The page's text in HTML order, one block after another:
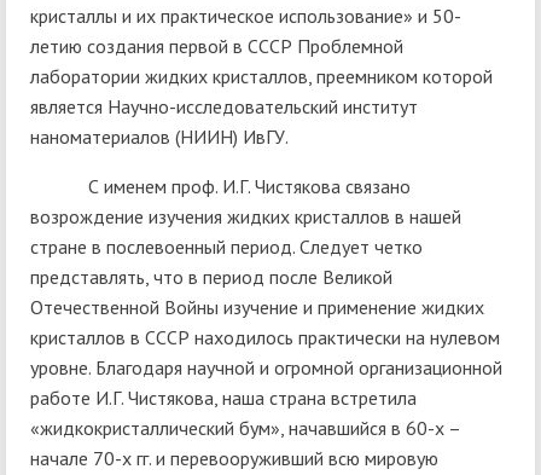
кристаллы и их практическое использование» и 50-
летию создания первой в СССР Проблемной
лаборатории жидких кристаллов, преемником которой
является Научно-исследовательский институт
наноматериалов (НИИН) ИвГУ.
С именем проф. И.Г. Чистякова связано
возрождение изучения жидких кристаллов в нашей
стране в послевоенный период. Следует четко
представлять, что в период после Великой
Отечественной Войны изучение и применение жидких
кристаллов в СССР находилось практически на нулевом
уровне. Благодаря научной и огромной организационной
работе И.Г. Чистякова, наша страна встретила
«жидкокристаллический бум», начавшийся в 60-х –
начале 70-х гг. и перевооруживший всю мировую